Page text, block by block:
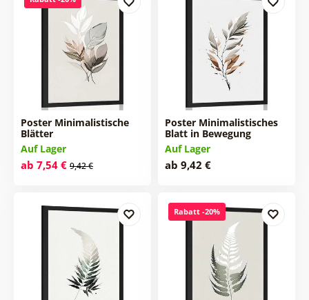
Poster Minimalistische
Blätter
Auf Lager
ab 7,54 € 9,42 €
Poster Minimalistisches
Blatt in Bewegung
Auf Lager
ab 9,42 €
Rabatt -20%